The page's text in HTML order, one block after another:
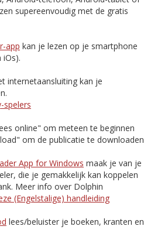
supereenvoudig met de gratis
app kan je lezen op je smartphone
internetaansluiting kan je
spelers
online" om meteen te beginnen
om de publicatie te downloaden
App for Windows maak je van je
die je gemakkelijk kan koppelen
Meer info over Dolphin
(Engelstalige) handleiding
lees/beluister je boeken, kranten en